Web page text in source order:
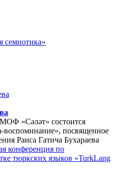
«Сәләт» состоится
воспоминание», посвященное
Раиса Гатича Бухараева